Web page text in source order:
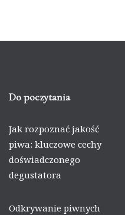
Do poczytania
Jak rozpoznać jakość
piwa: kluczowe cechy
doświadczonego
degustatora
Odkrywanie piwnych